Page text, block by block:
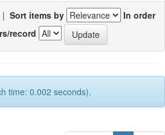
| Sort items by
In order
record
time: 0.002 seconds).